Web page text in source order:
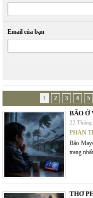
Email của bạn
1 2 3 4 5
BÃO Ở
22
PHAN
Bão
trang
THƠ